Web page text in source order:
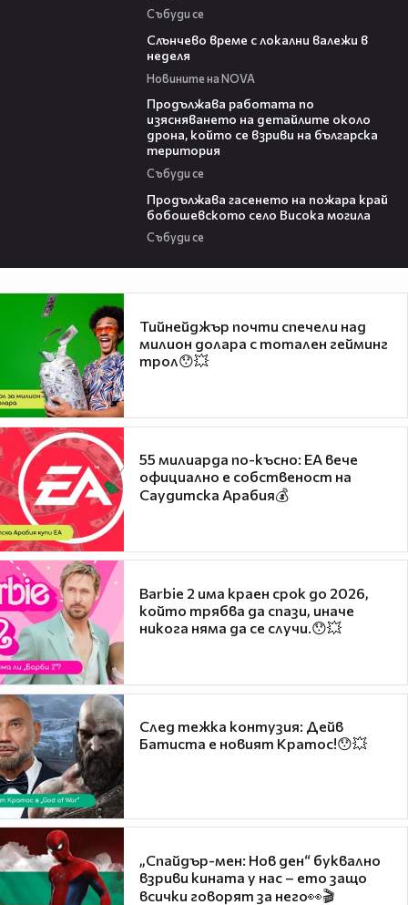
Събуди се
Слънчево време с локални валежи в
неделя
Новините на NOVA
Продължава работата по
изясняването на детайлите около
дрона, който се взриви на българска
територия
Събуди се
Продължава гасенето на пожара край
бобошевското село Висока могила
Събуди се
Тийнейджър почти спечели над
милион долара с тотален гейминг
трол😯💥
55 милиарда по-късно: EA вече
официално е собственост на
Саудитска Арабия💰
Barbie 2 има краен срок до 2026,
който трябва да спази, иначе
никога няма да се случи.😯💥
След тежка контузия: Дейв
Батиста е новият Кратос!😯💥
„Спайдър-мен: Нов ден“ буквално
взриви кината у нас – ето защо
всички говорят за него👀🎬